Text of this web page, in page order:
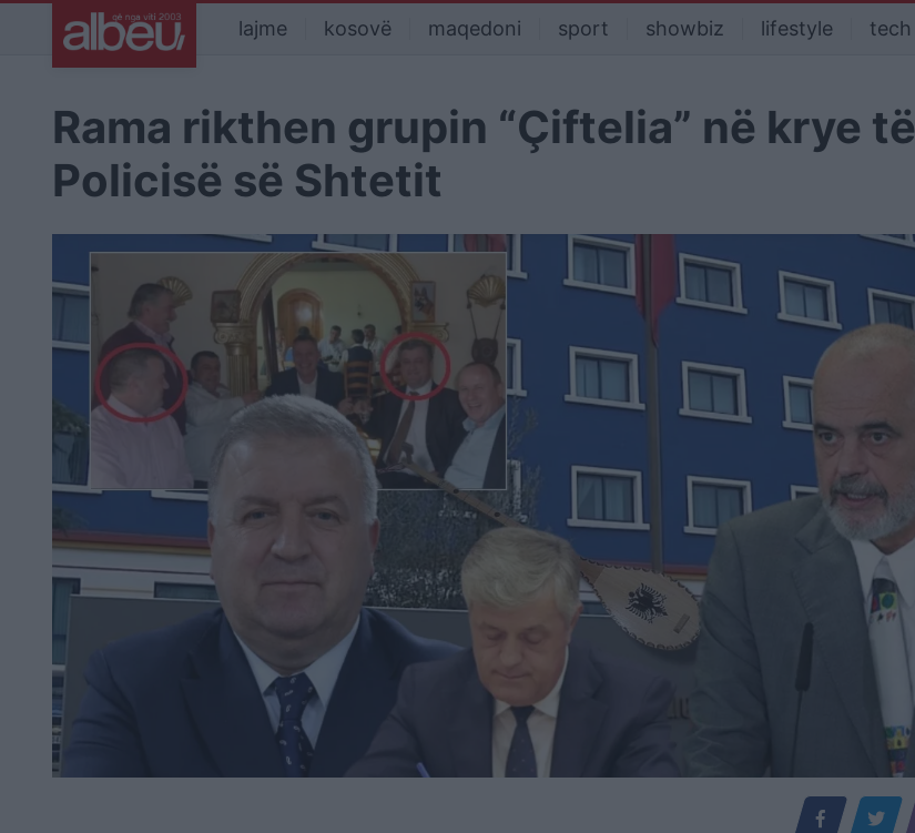
lajme kosovë maqedoni sport showbiz lifestyle tech
Rama rikthen grupin “Çiftelia” në krye të
Policisë së Shtetit